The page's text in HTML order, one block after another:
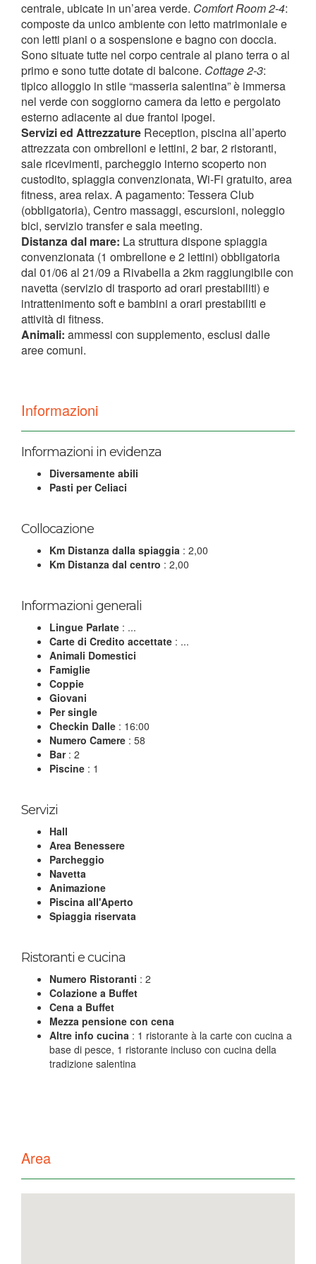
centrale, ubicate in un’area verde. Comfort Room 2-4:
composte da unico ambiente con letto matrimoniale e
con letti piani o a sospensione e bagno con doccia.
Sono situate tutte nel corpo centrale al piano terra o al
primo e sono tutte dotate di balcone. Cottage 2-3:
tipico alloggio in stile “masseria salentina” è immersa
nel verde con soggiorno camera da letto e pergolato
esterno adiacente ai due frantoi ipogei.
Servizi ed Attrezzature Reception, piscina all’aperto
attrezzata con ombrelloni e lettini, 2 bar, 2 ristoranti,
sale ricevimenti, parcheggio interno scoperto non
custodito, spiaggia convenzionata, Wi-Fi gratuito, area
fitness, area relax. A pagamento: Tessera Club
(obbligatoria), Centro massaggi, escursioni, noleggio
bici, servizio transfer e sala meeting.
Distanza dal mare: La struttura dispone spiaggia
convenzionata (1 ombrellone e 2 lettini) obbligatoria
dal 01/06 al 21/09 a Rivabella a 2km raggiungibile con
navetta (servizio di trasporto ad orari prestabiliti) e
intrattenimento soft e bambini a orari prestabiliti e
attività di fitness.
Animali: ammessi con supplemento, esclusi dalle
aree comuni.
Informazioni
Informazioni in evidenza
Diversamente abili
Pasti per Celiaci
Collocazione
Km Distanza dalla spiaggia : 2,00
Km Distanza dal centro : 2,00
Informazioni generali
Lingue Parlate : ...
Carte di Credito accettate : ...
Animali Domestici
Famiglie
Coppie
Giovani
Per single
Checkin Dalle : 16:00
Numero Camere : 58
Bar: 2
Piscine : 1
Servizi
Hall
Area Benessere
Parcheggio
Navetta
Animazione
Piscina all'Aperto
Spiaggia riservata
Ristoranti e cucina
Numero Ristoranti : 2
Colazione a Buffet
Cena a Buffet
Mezza pensione con cena
Altre info cucina : 1 ristorante à la carte con cucina a
base di pesce, 1 ristorante incluso con cucina della
tradizione salentina
Area